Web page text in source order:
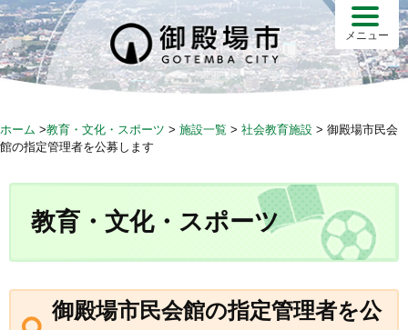
S
k
i
p
c
メニュー
ホーム >教育・文化・スポーツ > 施設一覧 > 社会教育施設 > 御殿場市民会
館の指定管理者を公募します
教育・文化・スポーツ
御殿場市民会館の指定管理者を公